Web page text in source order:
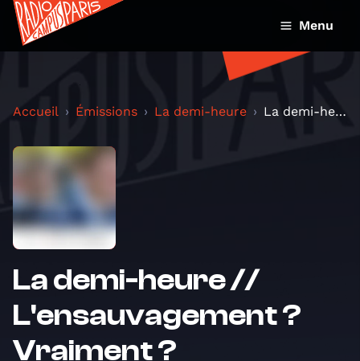
Menu
Accueil Émissions La demi-heure La demi-heure // L'ensauvagement ? Vraiment ?
La demi-heure //
L'ensauvagement ?
Vraiment ?